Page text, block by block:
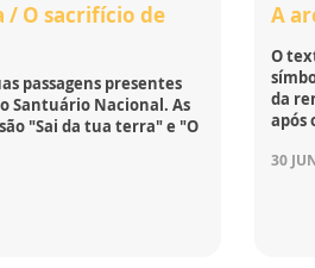
/ O sacrifício de
passagens presentes
Santuário Nacional. As
"Sai da tua terra" e "O
A
O
da
após
30